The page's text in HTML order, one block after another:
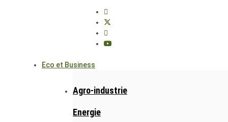
Eco et Business
Agro-industrie
Energie